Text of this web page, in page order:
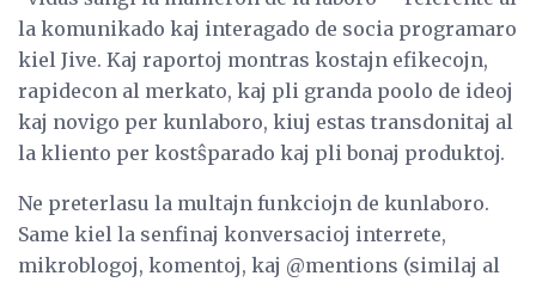
la komunikado kaj interagado de socia programaro
kiel Jive. Kaj raportoj montras kostajn efikecojn,
rapidecon al merkato, kaj pli granda poolo de ideoj
kaj novigo per kunlaboro, kiuj estas transdonitaj al
la kliento per kostŝparado kaj pli bonaj produktoj.
Ne preterlasu la multajn funkciojn de kunlaboro.
Same kiel la senfinaj konversacioj interrete,
mikroblogoj, komentoj, kaj @mentions (similaj al